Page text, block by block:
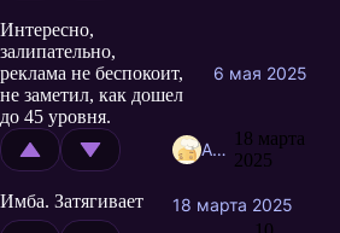
Интересно,
залипательно,
реклама не беспокоит,
не заметил, как дошел
до 45 уровня.
6 мая 2025
Agar.i
18 марта
2025
Имба. Затягивает
18 марта 2025